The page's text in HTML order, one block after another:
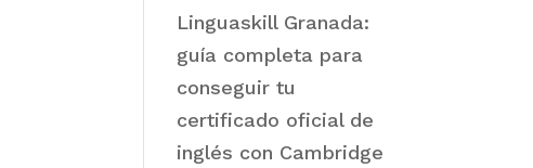
Linguaskill Granada:
guía completa para
conseguir tu
certificado oficial de
inglés con Cambridge